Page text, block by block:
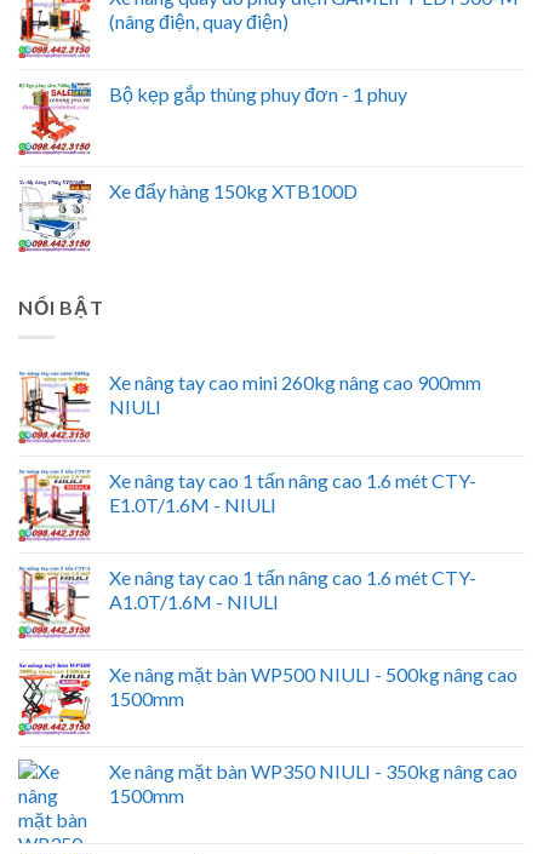
(nâng điện, quay điện)
Bộ kẹp gắp thùng phuy đơn - 1 phuy
Xe đẩy hàng 150kg XTB100D
NỔI BẬT
Xe nâng tay cao mini 260kg nâng cao 900mm
NIULI
Xe nâng tay cao 1 tấn nâng cao 1.6 mét CTY-
E1.0T/1.6M - NIULI
Xe nâng tay cao 1 tấn nâng cao 1.6 mét CTY-
A1.0T/1.6M - NIULI
Xe nâng mặt bàn WP500 NIULI - 500kg nâng cao
1500mm
Xe nâng mặt bàn WP350 NIULI - 350kg nâng cao
1500mm